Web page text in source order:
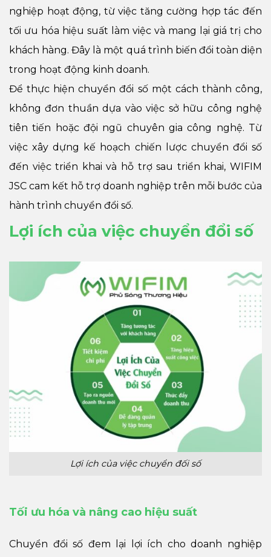
nghiệp hoạt động, từ việc tăng cường hợp tác đến
tối ưu hóa hiệu suất làm việc và mang lại giá trị cho
khách hàng. Đây là một quá trình biến đổi toàn diện
trong hoạt động kinh doanh.
Để thực hiện chuyển đổi số một cách thành công,
không đơn thuần dựa vào việc sở hữu công nghệ
tiên tiến hoặc đội ngũ chuyên gia công nghệ. Từ
việc xây dựng kế hoạch chiến lược chuyển đổi số
đến việc triển khai và hỗ trợ sau triển khai, WIFIM
JSC cam kết hỗ trợ doanh nghiệp trên mỗi bước của
hành trình chuyển đổi số.
Lợi ích của việc chuyển đổi số
Lợi ích của việc chuyển đối số
Tối ưu hóa và nâng cao hiệu suất
Chuyển đổi số đem lại lợi ích cho doanh nghiệp